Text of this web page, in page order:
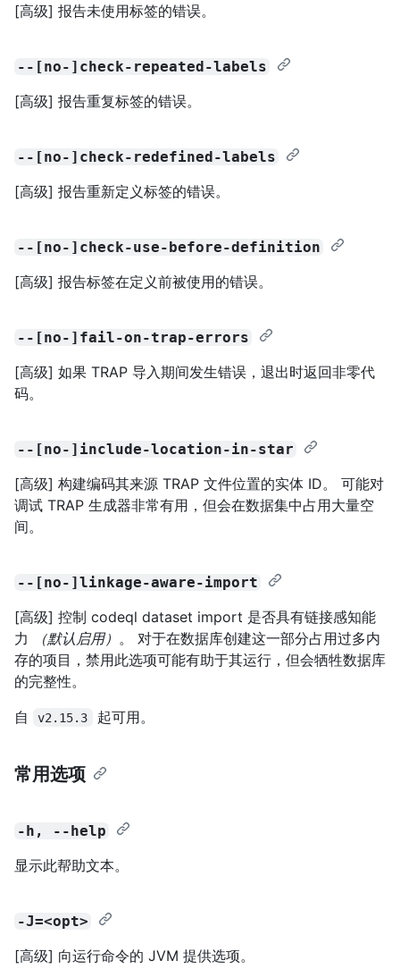
[高级] 报告未使用标签的错误。
--[no-]check-repeated-labels
[高级] 报告重复标签的错误。
--[no-]check-redefined-labels
[高级] 报告重新定义标签的错误。
--[no-]check-use-before-definition
[高级] 报告标签在定义前被使用的错误。
--[no-]fail-on-trap-errors
[高级] 如果 TRAP 导入期间发生错误，退出时返回非零代
码。
--[no-]include-location-in-star
[高级] 构建编码其来源 TRAP 文件位置的实体 ID。 可能对
调试 TRAP 生成器非常有用，但会在数据集中占用大量空
间。
--[no-]linkage-aware-import
[高级] 控制 codeql dataset import 是否具有链接感知能
力
（默认启用） 。 对于在数据库创建这一部分占用过多内
存的项目，禁用此选项可能有助于其运行，但会牺牲数据库
的完整性。
自
v2.15.3 起可用。
常用选项
-h, --help
显示此帮助文本。
-J=<opt>
[高级] 向运行命令的 JVM 提供选项。